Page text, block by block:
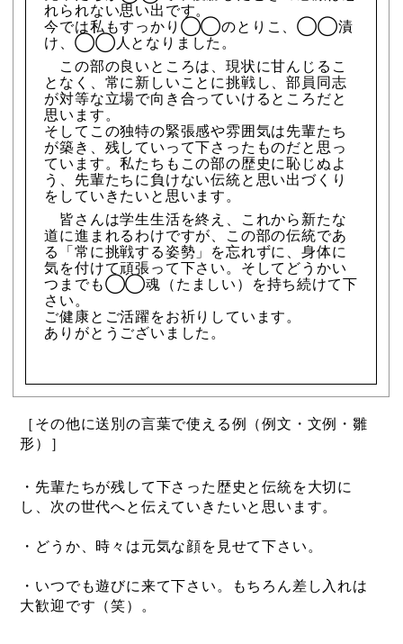
れられない思い出です。
今では私もすっかり◯◯のとりこ、◯◯漬
け、◯◯人となりました。
この部の良いところは、現状に甘んじるこ
となく、常に新しいことに挑戦し、部員同志
が対等な立場で向き合っていけるところだと
思います。
そしてこの独特の緊張感や雰囲気は先輩たち
が築き、残していって下さったものだと思っ
ています。私たちもこの部の歴史に恥じぬよ
う、先輩たちに負けない伝統と思い出づくり
をしていきたいと思います。
皆さんは学生生活を終え、これから新たな
道に進まれるわけですが、この部の伝統であ
る「常に挑戦する姿勢」を忘れずに、身体に
気を付けて頑張って下さい。そしてどうかい
つまでも◯◯魂（たましい）を持ち続けて下
さい。
ご健康とご活躍をお祈りしています。
ありがとうございました。
［その他に送別の言葉で使える例（例文・文例・雛
形）］
・先輩たちが残して下さった歴史と伝統を大切に
し、次の世代へと伝えていきたいと思います。
・どうか、時々は元気な顔を見せて下さい。
・いつでも遊びに来て下さい。もちろん差し入れは
大歓迎です（笑）。